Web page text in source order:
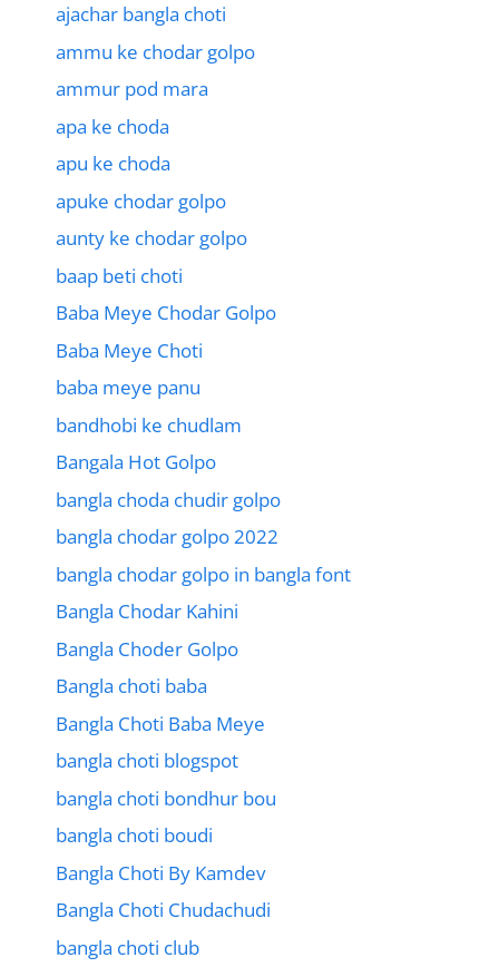
ajachar bangla choti
ammu ke chodar golpo
ammur pod mara
apa ke choda
apu ke choda
apuke chodar golpo
aunty ke chodar golpo
baap beti choti
Baba Meye Chodar Golpo
Baba Meye Choti
baba meye panu
bandhobi ke chudlam
Bangala Hot Golpo
bangla choda chudir golpo
bangla chodar golpo 2022
bangla chodar golpo in bangla font
Bangla Chodar Kahini
Bangla Choder Golpo
Bangla choti baba
Bangla Choti Baba Meye
bangla choti blogspot
bangla choti bondhur bou
bangla choti boudi
Bangla Choti By Kamdev
Bangla Choti Chudachudi
bangla choti club